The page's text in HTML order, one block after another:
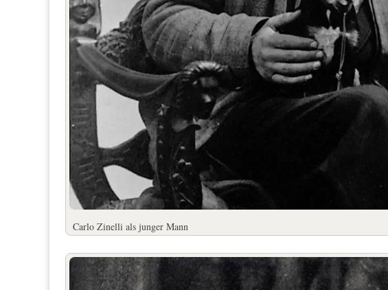
Carlo Zinelli als junger Mann